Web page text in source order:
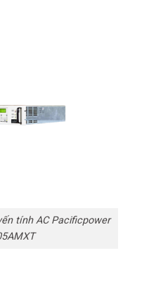
tính AC Pacificpower